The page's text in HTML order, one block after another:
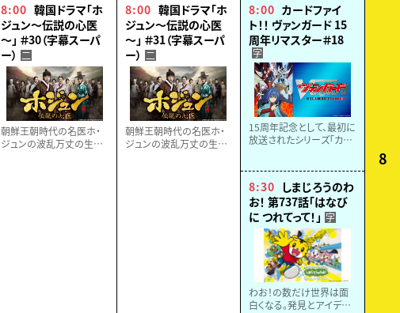
8:00 韓国ドラマ「ホ
ジュン～伝説の心医
～」 ＃30（字幕スーパ
ー） 二
朝鮮王朝時代の名医ホ・
ジュンの波乱万丈の生涯
8:00 韓国ドラマ「ホ
ジュン～伝説の心医
～」 ＃31（字幕スーパ
ー） 二
朝鮮王朝時代の名医ホ・
ジュンの波乱万丈の生涯
8
8:00 カードファイ
ト！！ ヴァンガード 15
周年リマスター＃18
字
15周年記念として、最初に
放送されたシリーズ「カー
PVをOPに迎え、ついに
2026年４月より再放送！
8:30 しまじろうのわ
お！ 第737話「はなび
に つれてって！」 字
わお！の数だけ世界は面
白くなる。発見とアイデア